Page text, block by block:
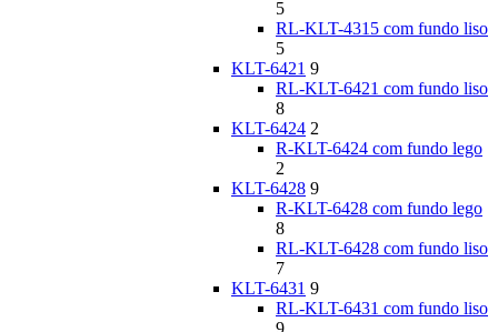
5
RL-KLT-4315 com fundo liso
5
KLT-6421 9
RL-KLT-6421 com fundo liso
8
KLT-6424 2
R-KLT-6424 com fundo lego
2
KLT-6428 9
R-KLT-6428 com fundo lego
8
RL-KLT-6428 com fundo liso
7
KLT-6431 9
RL-KLT-6431 com fundo liso